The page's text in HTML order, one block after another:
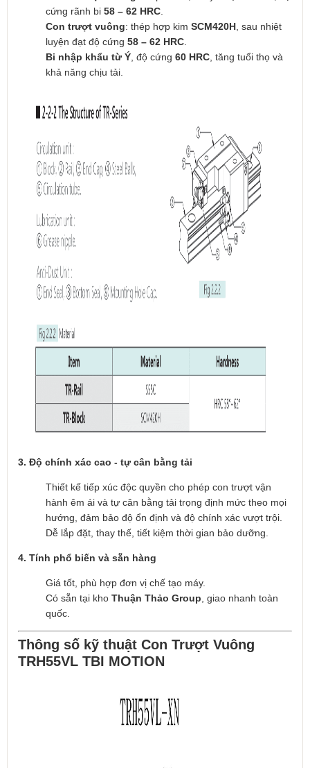
cứng rãnh bi 58 – 62 HRC
Con trượt vuông: thép hợp kim SCM420H , sau nhiệt
luyện đạt độ cứng 58 – 62 HRC
Bi nhập khẩu từ Ý , độ cứng 60 HRC , tăng tuổi thọ và
khả năng chịu tải.
3. Độ chính xác cao - tự cân bằng tải
Thiết kế tiếp xúc độc quyền cho phép con trượt vận
hành êm ái và tự cân bằng tải trọng định mức theo mọi
hướng, đảm bảo độ ổn định và độ chính xác vượt trội.
Dễ lắp đặt, thay thế, tiết kiệm thời gian bảo dưỡng.
4. Tính phổ biến và sẵn hàng
Giá tốt, phù hợp đơn vị chế tạo máy.
Có sẵn tại kho Thuận Thảo Group , giao nhanh toàn
quốc.
Thông số kỹ thuật Con Trượt Vuông
TRH55VL TBI MOTION